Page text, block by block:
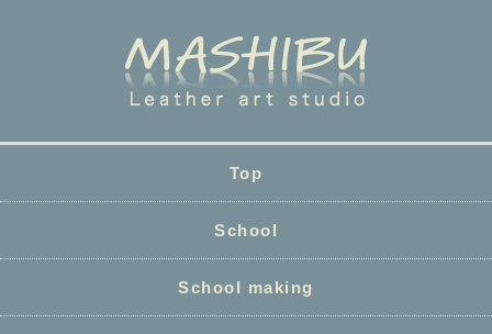
Top
School
School making